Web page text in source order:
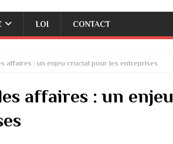
LOI CONTACT
affaires : un enjeu crucial pour les entreprises
affaires : un enjeu